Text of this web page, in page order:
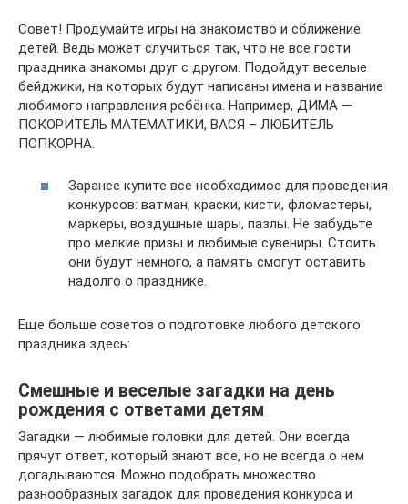
Совет! Продумайте игры на знакомство и сближение
детей. Ведь может случиться так, что не все гости
праздника знакомы друг с другом. Подойдут веселые
бейджики, на которых будут написаны имена и название
любимого направления ребёнка. Например, ДИМА —
ПОКОРИТЕЛЬ МАТЕМАТИКИ, ВАСЯ – ЛЮБИТЕЛЬ
ПОПКОРНА.
Заранее купите все необходимое для проведения
конкурсов: ватман, краски, кисти, фломастеры,
маркеры, воздушные шары, пазлы. Не забудьте
про мелкие призы и любимые сувениры. Стоить
они будут немного, а память смогут оставить
надолго о празднике.
Еще больше советов о подготовке любого детского
праздника здесь:
Смешные и веселые загадки на день
рождения с ответами детям
Загадки — любимые головки для детей. Они всегда
прячут ответ, который знают все, но не всегда о нем
догадываются. Можно подобрать множество
разнообразных загадок для проведения конкурса и